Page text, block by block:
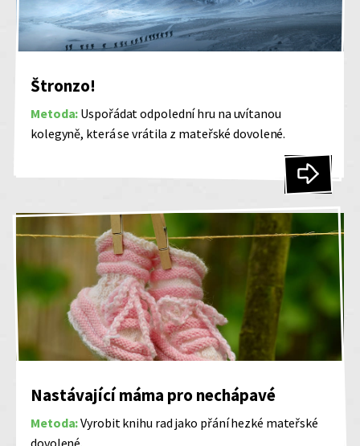
Štronzo!
Metoda: Uspořádat odpolední hru na uvítanou
kolegyně, která se vrátila z mateřské dovolené.
Nastávající máma pro nechápavé
Metoda:Vyrobit knihu rad jako přání hezké mateřské
dovolené.